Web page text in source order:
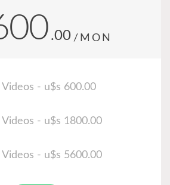
.00 /MON
Videos - u$s 600.00
Videos - u$s 1800.00
Videos - u$s 5600.00